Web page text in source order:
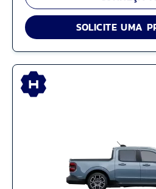
SOLICITE UMA